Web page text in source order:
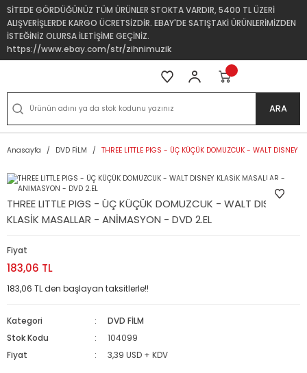
SİTEDE GÖRDÜĞÜNÜZ TÜM ÜRÜNLER STOKTA VARDIR, 5400 TL ÜZERİ
ALIŞVERİŞLERDE KARGO ÜCRETSİZDİR. EBAY'DE SATIŞTAKİ ÜRÜNLERİMİZDEN
İSTEĞİNİZ OLURSA İLETİŞİME GEÇİNİZ.
https://www.ebay.com/str/zihnimuzik
ARA
Anasayfa DVD FİLM THREE LITTLE PIGS - ÜÇ KÜÇÜK DOMUZCUK - WALT
THREE LITTLE PIGS - ÜÇ KÜÇÜK DOMUZCUK - WALT DISNEY
KLASİK MASALLAR - ANİMASYON - DVD 2.EL
Fiyat
183,06 TL
183,06 TL den başlayan taksitlerle!!
Kategori
DVD FİLM
Stok Kodu
104099
Fiyat
3,39 USD + KDV